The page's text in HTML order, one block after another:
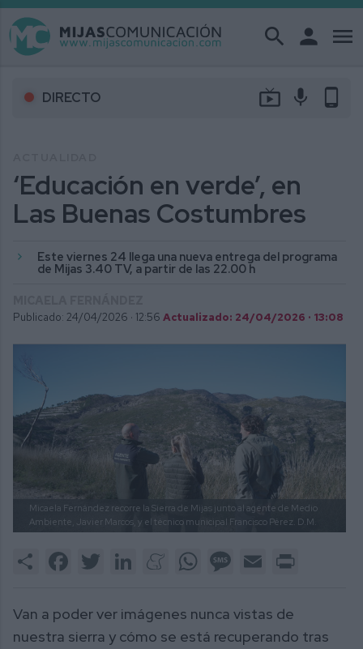
search person menu
DIRECTO live_tv mic phone_android
‘Educación en verde’, en
Las Buenas Costumbres
Este viernes 24 llega una nueva entrega del programa
de Mijas 3.40 TV, a partir de las 22.00 h
Publicado: 24/04/2026 · 12:56 Actualizado: 24/04/2026 · 13:08
Micaela Fernández recorre la Sierra de Mijas junto al agente de Medio
Ambiente, Javier Marcos, y el técnico municipal Francisco Pérez. D.M.
Share FacebookTwitter LinkedInMeneameWhatsAppMessage
Email
Van a poder ver imágenes nunca vistas de
nuestra sierra y cómo se está recuperando tras